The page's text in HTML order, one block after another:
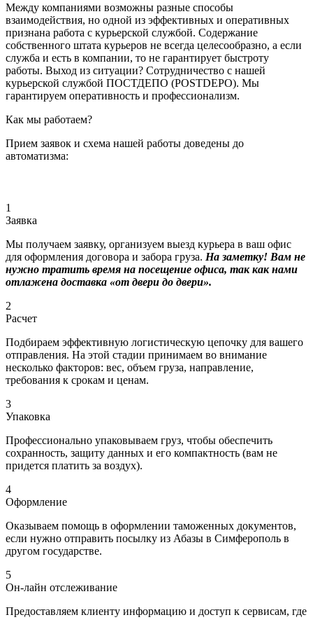
Между компаниями возможны разные способы
взаимодействия, но одной из эффективных и оперативных
признана работа с курьерской службой. Содержание
собственного штата курьеров не всегда целесообразно, а если
служба и есть в компании, то не гарантирует быстроту
работы. Выход из ситуации? Сотрудничество с нашей
курьерской службой ПОСТДЕПО (POSTDEPO). Мы
гарантируем оперативность и профессионализм.
Как мы работаем?
Прием заявок и схема нашей работы доведены до
автоматизма:
1
Заявка
Мы получаем заявку, организуем выезд курьера в ваш офис
для оформления договора и забора груза. На заметку! Вам не
нужно тратить время на посещение офиса, так как нами
отлажена доставка «от двери до двери».
2
Расчет
Подбираем эффективную логистическую цепочку для вашего
отправления. На этой стадии принимаем во внимание
несколько факторов: вес, объем груза, направление,
требования к срокам и ценам.
3
Упаковка
Профессионально упаковываем груз, чтобы обеспечить
сохранность, защиту данных и его компактность (вам не
придется платить за воздух).
4
Оформление
Оказываем помощь в оформлении таможенных документов,
если нужно отправить посылку из Абазы в Симферополь в
другом государстве.
5
Он-лайн отслеживание
Предоставляем клиенту информацию и доступ к сервисам, где